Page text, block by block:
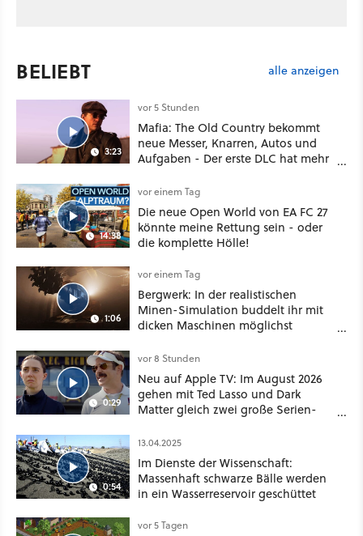
BELIEBT alle anzeigen
3:23
vor 5 Stunden
Mafia: The Old Country bekommt
neue Messer, Knarren, Autos und
Aufgaben - Der erste DLC hat mehr
14:38
vor einem Tag
Die neue Open World von EA FC 27
könnte meine Rettung sein - oder
die komplette Hölle!
1:06
vor einem Tag
Bergwerk: In der realistischen
Minen-Simulation buddelt ihr mit
dicken Maschinen möglichst
0:29
vor 8 Stunden
Neu auf Apple TV: Im August 2026
gehen mit Ted Lasso und Dark
Matter gleich zwei große Serien-
0:54
13.04.2025
Im Dienste der Wissenschaft:
Massenhaft schwarze Bälle werden
in ein Wasserreservoir geschüttet
vor 5 Tagen